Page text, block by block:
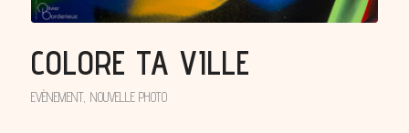
COLORE TA VILLE
EVÈNEMENT, NOUVELLE PHOTO